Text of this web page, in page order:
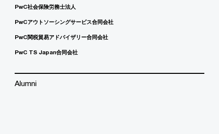
PwC社会保険労務士法人
PwCアウトソーシングサービス合同会社
PwC関税貿易アドバイザリー合同会社
PwC TS Japan合同会社
Alumni